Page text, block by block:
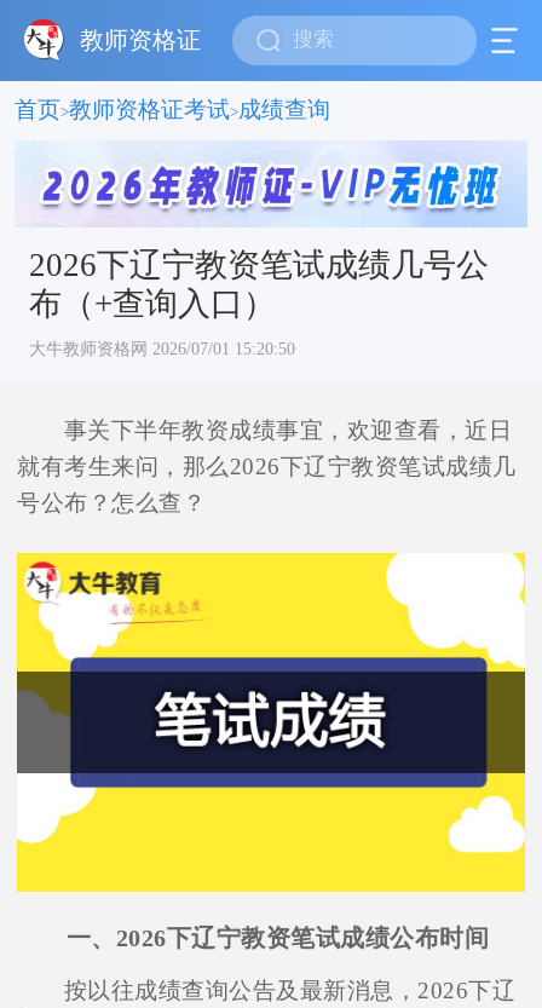
教师资格证
首页>教师资格证考试>成绩查询
2026下辽宁教资笔试成绩几号公
布（+查询入口）
大牛教师资格网 2026/07/01 15:20:50
事关下半年教资成绩事宜，欢迎查看，近日
就有考生来问，那么2026下辽宁教资笔试成绩几
号公布？怎么查？
一、2026下辽宁教资笔试成绩公布时间
按以往成绩查询公告及最新消息，2026下辽